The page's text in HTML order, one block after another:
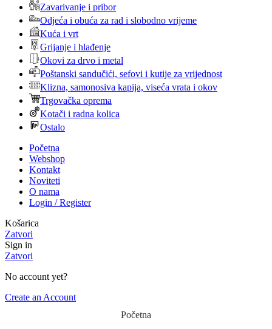
Zavarivanje i pribor
Odjeća i obuća za rad i slobodno vrijeme
Kuća i vrt
Grijanje i hlađenje
Okovi za drvo i metal
Poštanski sandučići, sefovi i kutije za vrijednost
Klizna, samonosiva kapija, viseća vrata i okov
Trgovačka oprema
Kotači i radna kolica
Ostalo
Početna
Webshop
Kontakt
Noviteti
O nama
Login / Register
Košarica
Zatvori
Sign in
Zatvori
No account yet?
Create an Account
Početna